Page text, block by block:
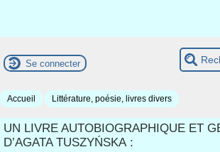
Se connecter
Accueil Littérature, poésie, livres divers
UN LIVRE AUTOBIOGRAPHIQUE ET
D’AGATA TUSZYŃSKA :